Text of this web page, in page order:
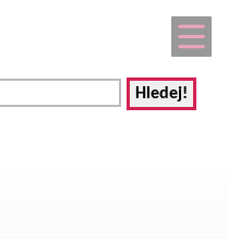
Hledej!